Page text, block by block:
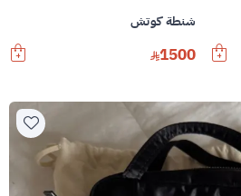
شنطة كوتش
1500